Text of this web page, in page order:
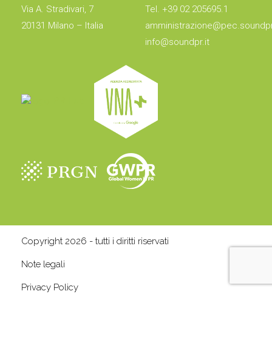
Via A. Stradivari, 7
20131 Milano – Italia
Tel. +39 02 205695.1
info@soundpr.it
Copyright 2026 - tutti i diritti riservati
Note legali
Privacy Policy